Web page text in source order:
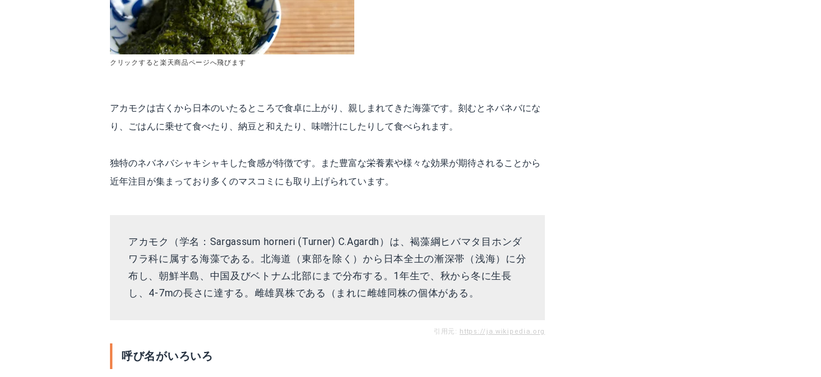
クリックすると楽天商品ページへ飛びます
アカモクは古くから日本のいたるところで食卓に上がり、親しまれてきた海藻です。刻むとネバネバにな
り、ごはんに乗せて食べたり、納豆と和えたり、味噌汁にしたりして食べられます。
独特のネバネバシャキシャキした食感が特徴です。また豊富な栄養素や様々な効果が期待されることから
近年注目が集まっており多くのマスコミにも取り上げられています。
アカモク（学名：Sargassum horneri (Turner) C.Agardh）は、褐藻綱ヒバマタ目ホンダ
ワラ科に属する海藻である。北海道（東部を除く）から日本全土の漸深帯（浅海）に分
布し、朝鮮半島、中国及びベトナム北部にまで分布する。1年生で、秋から冬に生長
し、4-7mの長さに達する。雌雄異株である（まれに雌雄同株の個体がある。
引用元: https://ja.wikipedia.org
呼び名がいろいろ